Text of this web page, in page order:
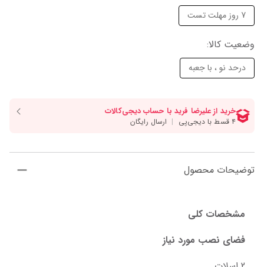
7 روز مهلت تست
وضعیت کالا:
درحد نو ، با جعبه
توضیحات محصول
مشخصات کلی
فضای نصب مورد نیاز